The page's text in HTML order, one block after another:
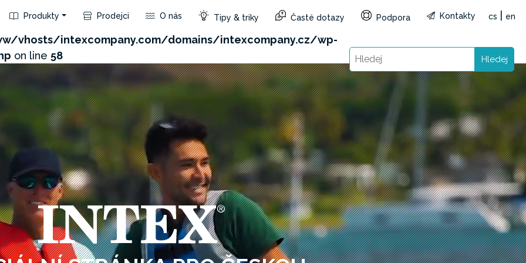
product/api.php?id=123&not_use_region=1&reg=CZ&lang=cs): Failed to open stream: HTTP
vhosts/intexcompany.com/domains/intexcompany.cz/wp-
on line 58
Produkty Prodejci O nás Tipy & triky Časté dotazy Podpora Kontakty cs en
Hledej